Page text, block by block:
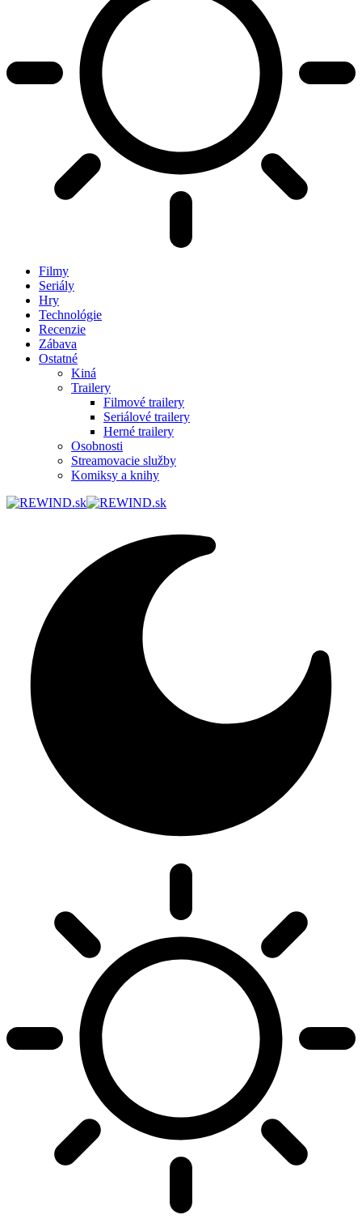
Filmy
Seriály
Hry
Technológie
Recenzie
Zábava
Ostatné
Kiná
Trailery
Filmové trailery
Seriálové trailery
Herné trailery
Osobnosti
Streamovacie služby
Komiksy a knihy